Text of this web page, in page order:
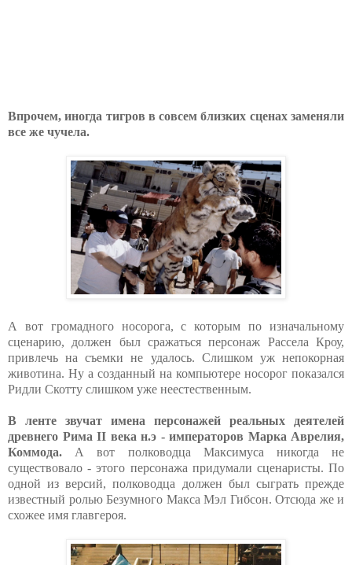
Впрочем, иногда тигров в совсем близких сценах заменяли
все же чучела.
А вот громадного носорога, с которым по изначальному
сценарию, должен был сражаться персонаж Рассела Кроу,
привлечь на съемки не удалось. Слишком уж непокорная
животина. Ну а созданный на компьютере носорог показался
Ридли Скотту слишком уже неестественным.
В ленте звучат имена персонажей реальных деятелей
древнего Рима II века н.э - императоров Марка Аврелия,
Коммода. А вот полководца Максимуса никогда не
существовало - этого персонажа придумали сценаристы. По
одной из версий, полководца должен был сыграть прежде
известный ролью Безумного Макса Мэл Гибсон. Отсюда же и
схожее имя главгероя.